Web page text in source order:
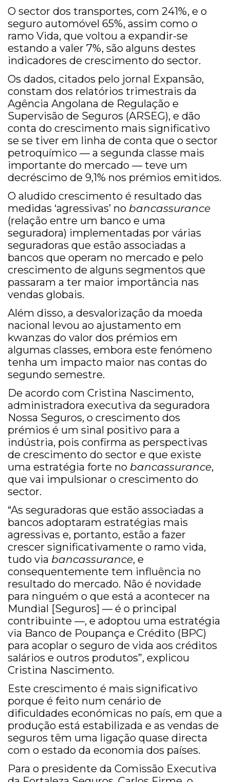
O sector dos transportes, com 241%, e o
seguro automóvel 65%, assim como o
ramo Vida, que voltou a expandir-se
estando a valer 7%, são alguns destes
indicadores de crescimento do sector.
Os dados, citados pelo jornal Expansão,
constam dos relatórios trimestrais da
Agência Angolana de Regulação e
Supervisão de Seguros (ARSEG), e dão
conta do crescimento mais significativo
se se tiver em linha de conta que o sector
petroquímico — a segunda classe mais
importante do mercado — teve um
decréscimo de 9,1% nos prémios emitidos.
O aludido crescimento é resultado das
medidas ‘agressivas’ no bancassurance
(relação entre um banco e uma
seguradora) implementadas por várias
seguradoras que estão associadas a
bancos que operam no mercado e pelo
crescimento de alguns segmentos que
passaram a ter maior importância nas
vendas globais.
Além disso, a desvalorização da moeda
nacional levou ao ajustamento em
kwanzas do valor dos prémios em
algumas classes, embora este fenómeno
tenha um impacto maior nas contas do
segundo semestre.
De acordo com Cristina Nascimento,
administradora executiva da seguradora
Nossa Seguros, o crescimento dos
prémios é um sinal positivo para a
indústria, pois confirma as perspectivas
de crescimento do sector e que existe
uma estratégia forte no bancassurance,
que vai impulsionar o crescimento do
sector.
“As seguradoras que estão associadas a
bancos adoptaram estratégias mais
agressivas e, portanto, estão a fazer
crescer significativamente o ramo vida,
tudo via bancassurance, e
consequentemente tem influência no
resultado do mercado. Não é novidade
para ninguém o que está a acontecer na
Mundial [Seguros] — é o principal
contribuinte —, e adoptou uma estratégia
via Banco de Poupança e Crédito (BPC)
para acoplar o seguro de vida aos créditos
salários e outros produtos”, explicou
Cristina Nascimento.
Este crescimento é mais significativo
porque é feito num cenário de
dificuldades económicas no país, em que a
produção está estabilizada e as vendas de
seguros têm uma ligação quase directa
com o estado da economia dos países.
Para o presidente da Comissão Executiva